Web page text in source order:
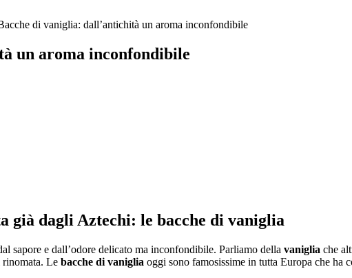
di vaniglia: dall’antichità un aroma inconfondibile
un aroma inconfondibile
già dagli Aztechi: le bacche di vaniglia
sapore e dall’odore delicato ma inconfondibile. Parliamo della vaniglia che
rinomata. Le bacche di vaniglia oggi sono famosissime in tutta Europa che ha